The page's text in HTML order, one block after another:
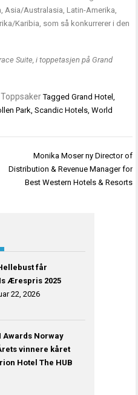
Asia/Australasia, Latin-Amerika,
Karibia, som så konkurrerer i den
Suite, i toppetasjen på Grand
Toppsaker TaggedGrand Hotel,
Park,Scandic Hotels,World
Monika Moser ny Director of
Distribution & Revenue Manager for
Best Western Hotels & Resorts
får
Ærespris 2025
22, 2026
Awards Norway
vinnere kåret
Hotel The HUB